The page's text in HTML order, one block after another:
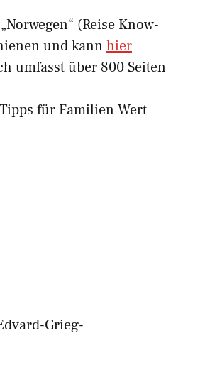
(Reise Know-
und kann hier
umfasst über 800 Seiten
für Familien Wert
Grieg-